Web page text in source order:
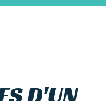
D'UN